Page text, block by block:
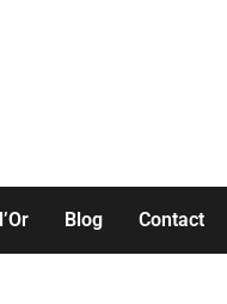
Blog Contact